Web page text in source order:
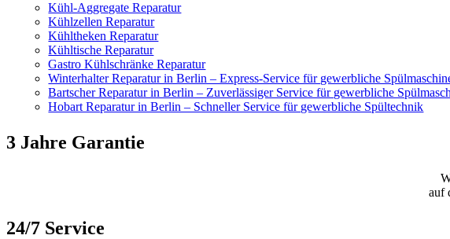
Kühl-Aggregate Reparatur
Kühlzellen Reparatur
Kühltheken Reparatur
Kühltische Reparatur
Gastro Kühlschränke Reparatur
Winterhalter Reparatur in Berlin – Express-Service für gewerbliche
Bartscher Reparatur in Berlin – Zuverlässiger Service für gewerbliche
Hobart Reparatur in Berlin – Schneller Service für gewerbliche Spültechnik
3 Jahre Garantie
auf
24/7 Service